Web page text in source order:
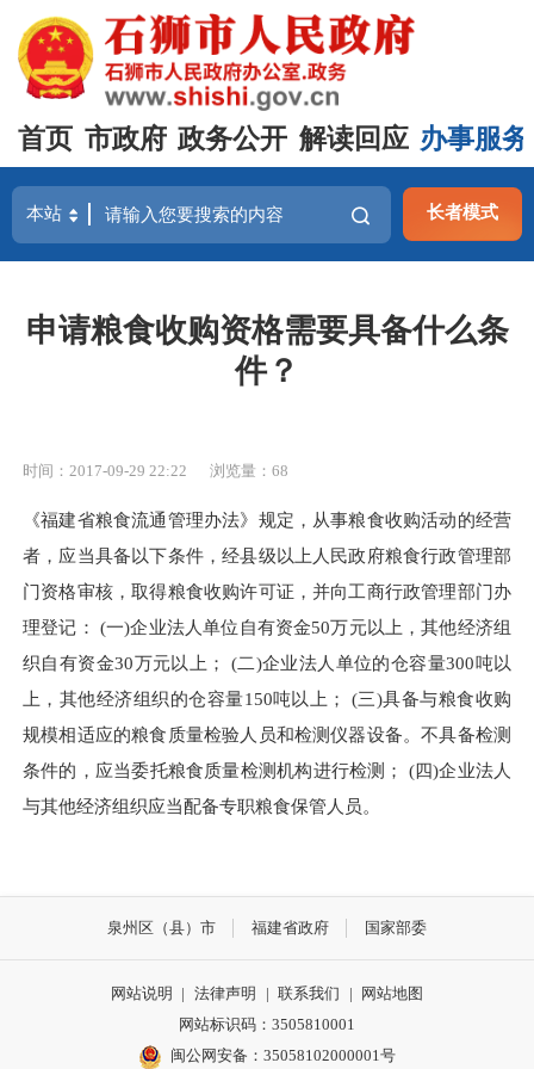
首页 市政府 政务公开 解读回应 办事服务
长者模式
申请粮食收购资格需要具备什么条
件？
时间：2017-09-29 22:22 浏览量： 68
《福建省粮食流通管理办法》规定，从事粮食收购活动的经营
者，应当具备以下条件，经县级以上人民政府粮食行政管理部
门资格审核，取得粮食收购许可证，并向工商行政管理部门办
理登记： (一)企业法人单位自有资金50万元以上，其他经济组
织自有资金30万元以上； (二)企业法人单位的仓容量300吨以
上，其他经济组织的仓容量150吨以上； (三)具备与粮食收购
规模相适应的粮食质量检验人员和检测仪器设备。不具备检测
条件的，应当委托粮食质量检测机构进行检测； (四)企业法人
与其他经济组织应当配备专职粮食保管人员。
泉州区（县）市 福建省政府 国家部委
网站说明 | 法律声明 | 联系我们 |
网站地图
网站标识码：3505810001
闽公网安备：35058102000001号